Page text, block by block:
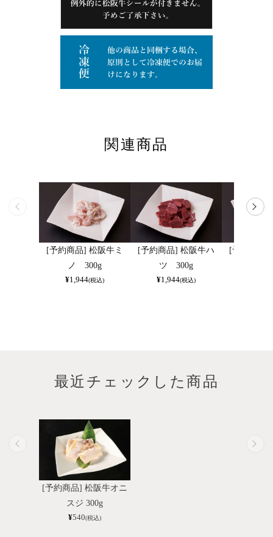
関連商品
[予約商品] 松阪牛ミ
ノ 300g
¥1,944(税込)
[予約商品] 松阪牛ハ
ツ 300g
¥1,944(税込)
[予約商品]
最近チェックした商品
[予約商品] 松阪牛オニ
スジ 300g
¥540(税込)